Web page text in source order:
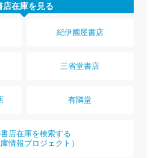
店在庫を見る
紀伊國屋書店
三省堂書店
有隣堂
店在庫を検索する
庫情報プロジェクト）